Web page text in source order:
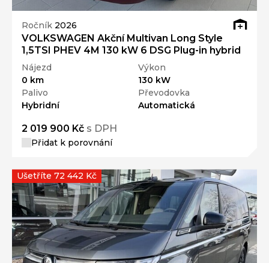
Ročník 2026
VOLKSWAGEN Akční Multivan Long Style
1,5TSI PHEV 4M 130 kW 6 DSG Plug-in hybrid
Nájezd
0 km
Výkon
130 kW
Palivo
Hybridní
Převodovka
Automatická
2 019 900 Kč s DPH
Přidat k porovnání
Ušetříte 72 442 Kč